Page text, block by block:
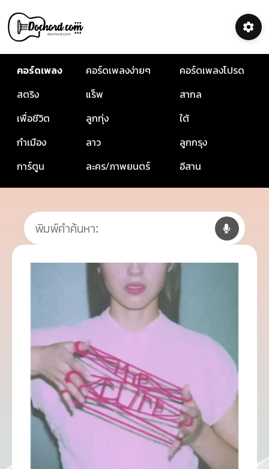
คอร์ดเพลง คอร์ดเพลงง่ายๆ
คอร์ดเพลงโปรด
สตริง
แร็พ
สากล
เพื่อชีวิต
ลูกทุ่ง
ใต้
กำเมือง
ลาว
ลูกกรุง
การ์ตูน
ละคร/ภาพยนตร์ อีสาน